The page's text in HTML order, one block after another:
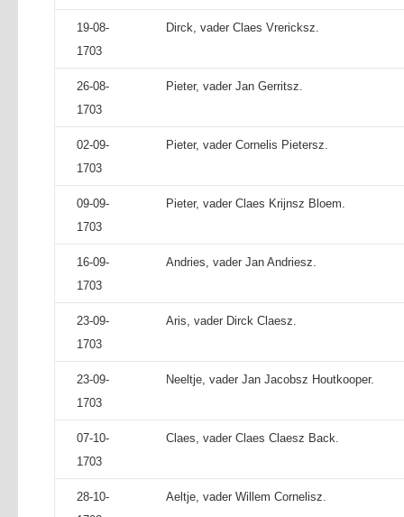
19-08-
1703
Dirck, vader Claes Vrericksz.
26-08-
1703
Pieter, vader Jan Gerritsz.
02-09-
1703
Pieter, vader Cornelis Pietersz.
09-09-
1703
Pieter, vader Claes Krijnsz Bloem.
16-09-
1703
Andries, vader Jan Andriesz.
23-09-
1703
Aris, vader Dirck Claesz.
23-09-
1703
Neeltje, vader Jan Jacobsz Houtkooper.
07-10-
1703
Claes, vader Claes Claesz Back.
28-10-
Aeltje, vader Willem Cornelisz.